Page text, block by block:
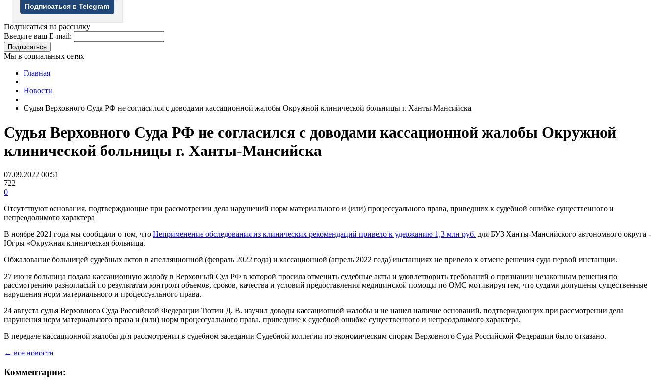
Подписаться в Telegram
Подписаться на рассылку
Введите ваш E-mail:
Подписаться
Мы в социальных сетях
Главная
Новости
Судья Верховного Суда РФ не согласился с доводами кассационной жалобы Окружной клинической больницы г. Ханты-Мансийска
Судья Верховного Суда РФ не согласился с доводами кассационной жалобы Окружной
клинической больницы г. Ханты-Мансийска
07.09.2022 00:51
722
0
Отсутствуют основания, подтверждающие при рассмотрении дела нарушений норм материального и (или) процессуального права, приведших к судебной ошибке существенного и
непреодолимого характера
В ноябре 2021 года мы сообщали о том, что Неприменение обследования из клинических рекомендаций привело к удержанию 1,3 млн руб. для БУЗ Ханты-Мансийского автономного округа -
Югры «Окружная клиническая больница.
Обжалование больницей судебных актов в апелляционной (февраль 2022 года) и кассационной (апрель 2022 года) инстанциях не привело к отмене решения суда первой инстанции.
27 июня больница подала кассационную жалобу в Верховный Суд РФ в которой просила отменить судебные акты и удовлетворить требований о признании незаконным решения по
рассмотрению разногласий по результатам контроля объемов, сроков, качества и условий предоставления медицинской помощи по ОМС мотивируя тем, что судами допущены существенные
нарушения норм материального и процессуального права.
24 августа судья Верховного Суда Российской Федерации Тютин Д. В. изучил доводы кассационной жалобы и не нашел наличие оснований, подтверждающих при рассмотрении дела
нарушения норм материального права и (или) норм процессуального права, приведшие к судебной ошибке существенного и непреодолимого характера.
В передаче кассационной жалобы для рассмотрения в судебном заседании Судебной коллегии по экономическим спорам Верховного Суда Российской Федерации было отказано.
← все новости
Комментарии: